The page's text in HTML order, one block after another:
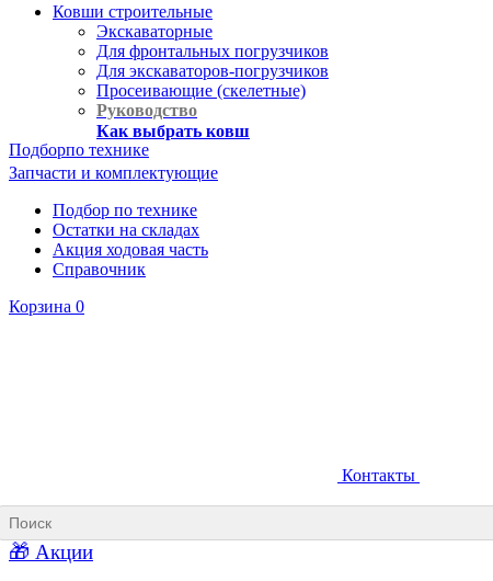
Ковши строительные
Экскаваторные
Для фронтальных погрузчиков
Для экскаваторов-погрузчиков
Просеивающие (скелетные)
Руководство
Как выбрать ковш
Ковши для фронтальных погрузчиков
Подборпо технике
Запчасти и комплектующие
Подбор по технике
Остатки на складах
Акция ходовая часть
Справочник
Корзина 0
Контакты
🎁 Акции